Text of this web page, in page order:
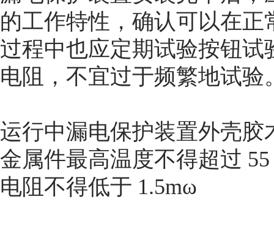
的工作特性，确认可以在
过程中也应定期试验按钮
电阻，不宜过于频繁地试验
运行中漏电保护装置外壳
金属件最高温度不得超过
电阻不得低于 1.5mω